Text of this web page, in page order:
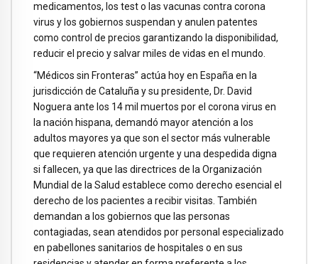
medicamentos, los test o las vacunas contra corona
virus y los gobiernos suspendan y anulen patentes
como control de precios garantizando la disponibilidad,
reducir el precio y salvar miles de vidas en el mundo.
“Médicos sin Fronteras” actúa hoy en España en la
jurisdicción de Cataluña y su presidente, Dr. David
Noguera ante los 14 mil muertos por el corona virus en
la nación hispana, demandó mayor atención a los
adultos mayores ya que son el sector más vulnerable
que requieren atención urgente y una despedida digna
si fallecen, ya que las directrices de la Organización
Mundial de la Salud establece como derecho esencial el
derecho de los pacientes a recibir visitas. También
demandan a los gobiernos que las personas
contagiadas, sean atendidos por personal especializado
en pabellones sanitarios de hospitales o en sus